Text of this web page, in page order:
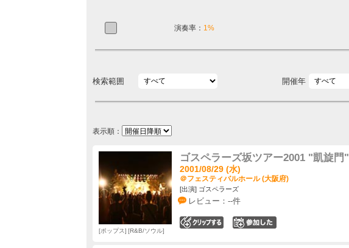
演奏率： 1%
検索範囲 開催年
表示順：
ゴスペラーズ坂ツアー2001 "凱旋門"
2001/08/29 (水)
＠フェスティバルホール (大阪府)
[出演] ゴスペラーズ
レビュー：--件
ポップス R&B/ソウル